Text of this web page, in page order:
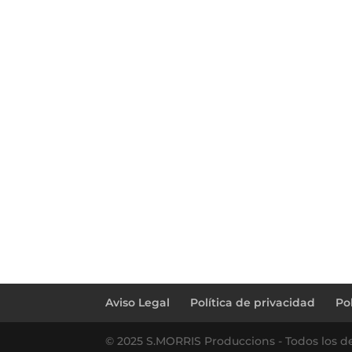
Aviso Legal
Política de privacidad
© 2025 S.MORRIS Produccions - Todos los